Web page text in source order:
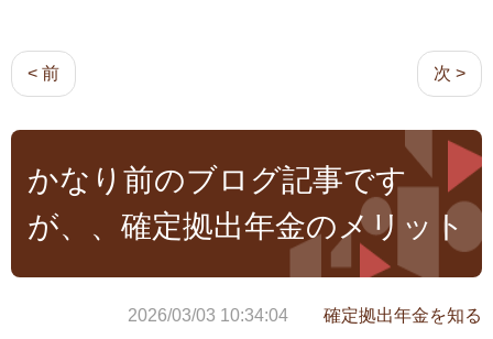
< 前 次 >
かなり前のブログ記事です
が、、確定拠出年金のメリット
2026/03/03 10:34:04 確定拠出年金を知る